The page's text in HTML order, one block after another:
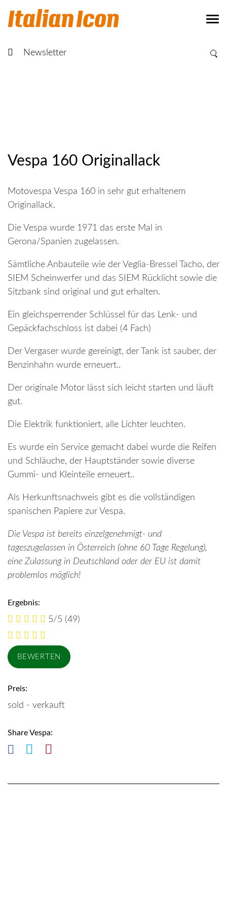
Newsletter
Vespa 160 Originallack
Motovespa Vespa 160 in sehr gut erhaltenem
Originallack.
Die Vespa wurde 1971 das erste Mal in
Gerona/Spanien zugelassen.
Sämtliche Anbauteile wie der Veglia-Bressel Tacho, der
SIEM Scheinwerfer und das SIEM Rücklicht sowie die
Sitzbank sind original und gut erhalten.
Ein gleichsperrender Schlüssel für das Lenk- und
Gepäckfachschloss ist dabei (4 Fach)
Der Vergaser wurde gereinigt, der Tank ist sauber, der
Benzinhahn wurde erneuert..
Der originale Motor lässt sich leicht starten und läuft
gut.
Die Elektrik funktioniert, alle Lichter leuchten.
Es wurde ein Service gemacht dabei wurde die Reifen
und Schläuche, der Hauptständer sowie diverse
Gummi- und Kleinteile erneuert..
Als Herkunftsnachweis gibt es die vollständigen
spanischen Papiere zur Vespa.
Die Vespa ist bereits einzelgenehmigt- und
tageszugelassen in Österreich (ohne 60 Tage Regelung),
eine Zulassung in Deutschland oder der EU ist damit
problemlos möglich!
Ergebnis:
5/5 (49)
Preis:
sold - verkauft
Share Vespa: